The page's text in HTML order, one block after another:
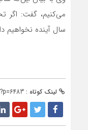
می‌کنیم، گفت: اگر
سال آینده نخواهیم
لینک کوتاه :